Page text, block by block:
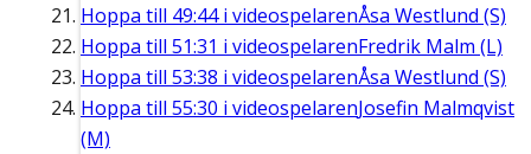
Hoppa till 49:44i videospelarenÅsa Westlund (S)
Hoppa till 51:31 i videospelarenFredrik Malm (L)
Hoppa till 53:38 i videospelarenÅsa Westlund (S)
Hoppa till 55:30 i videospelarenJosefin Malmqvist
(M)